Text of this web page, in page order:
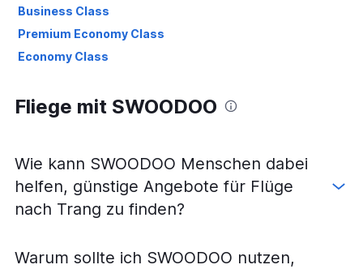
Business Class
Premium Economy Class
Economy Class
Fliege mit SWOODOO
Wie kann SWOODOO Menschen dabei
helfen, günstige Angebote für Flüge
nach Trang zu finden?
Warum sollte ich SWOODOO nutzen,